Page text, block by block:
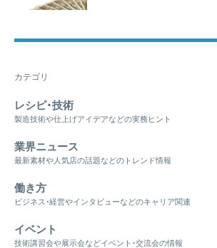
カテゴリ
レシピ・技術
製造技術や仕上げアイデアなどの実務ヒント
業界ニュース
最新素材や人気店の話題などのトレンド情報
働き方
ビジネス・経営やインタビューなどのキャリア関連
イベント
技術講習会や展示会などイベント・交流会の情報